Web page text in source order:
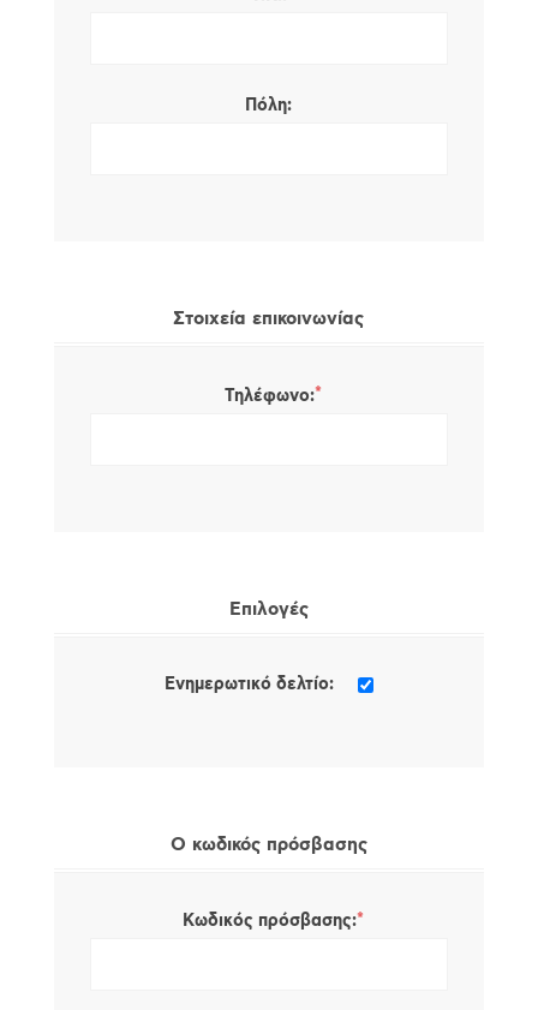
Πόλη:
Στοιχεία επικοινωνίας
Τηλέφωνο:*
Επιλογές
Ενημερωτικό δελτίο:
Ο κωδικός πρόσβασης
Κωδικός πρόσβασης:*